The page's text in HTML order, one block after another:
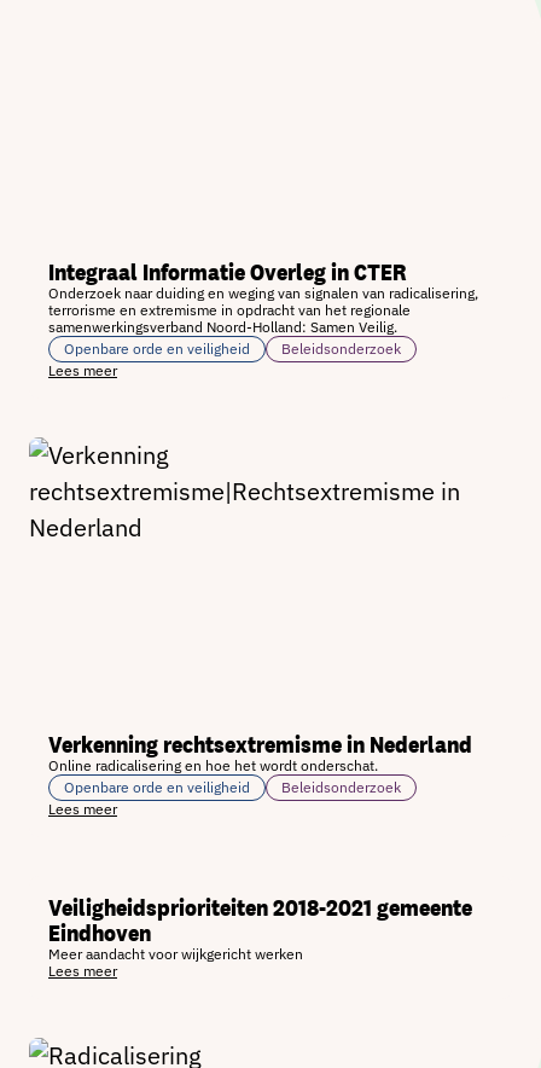
Integraal Informatie Overleg in CTER
Onderzoek naar duiding en weging van signalen van radicalisering,
terrorisme en extremisme in opdracht van het regionale
samenwerkingsverband Noord-Holland: Samen Veilig.
Openbare orde en veiligheid
Beleidsonderzoek
Lees meer
Verkenning rechtsextremisme in Nederland
Online radicalisering en hoe het wordt onderschat.
Openbare orde en veiligheid
Beleidsonderzoek
Lees meer
Veiligheidsprioriteiten 2018-2021 gemeente
Eindhoven
Meer aandacht voor wijkgericht werken
Lees meer